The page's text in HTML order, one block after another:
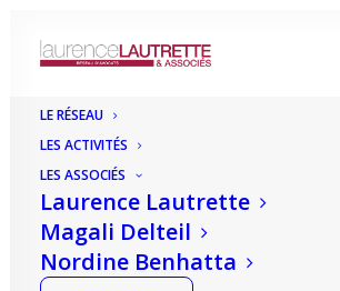
LE RÉSEAU
LES ACTIVITÉS
LES ASSOCIÉS
Laurence Lautrette
Magali Delteil
Nordine Benhatta